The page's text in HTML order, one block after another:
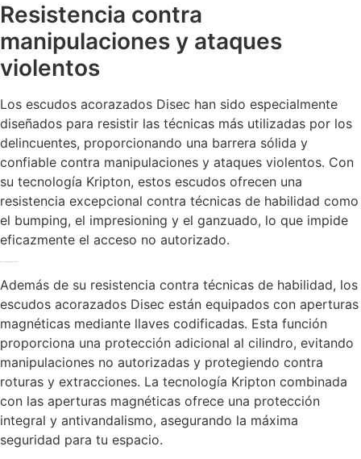
Resistencia contra
manipulaciones y ataques
violentos
Los escudos acorazados Disec han sido especialmente
diseñados para resistir las técnicas más utilizadas por los
delincuentes, proporcionando una barrera sólida y
confiable contra manipulaciones y ataques violentos. Con
su tecnología Kripton, estos escudos ofrecen una
resistencia excepcional contra técnicas de habilidad como
el bumping, el impresioning y el ganzuado, lo que impide
eficazmente el acceso no autorizado.
Además de su resistencia contra técnicas de habilidad, los
escudos acorazados Disec están equipados con aperturas
magnéticas mediante llaves codificadas. Esta función
proporciona una protección adicional al cilindro, evitando
manipulaciones no autorizadas y protegiendo contra
roturas y extracciones. La tecnología Kripton combinada
con las aperturas magnéticas ofrece una protección
integral y antivandalismo, asegurando la máxima
seguridad para tu espacio.